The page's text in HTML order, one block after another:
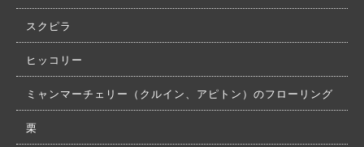
スクピラ
ヒッコリー
ミャンマーチェリー（クルイン、アピトン）のフローリング
栗